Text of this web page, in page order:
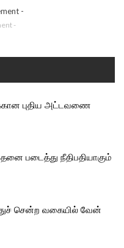
-
புதிய அட்டவணை
படைத்து நீதிபதியாகும்
சென்ற வகையில் வேன்